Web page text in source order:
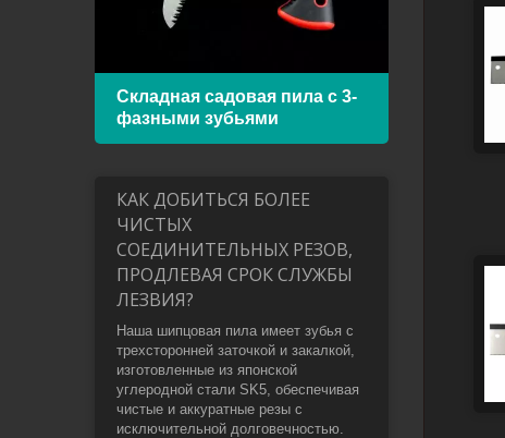
Складная садовая пила с 3-
фазными зубьями
КАК ДОБИТЬСЯ БОЛЕЕ
ЧИСТЫХ
СОЕДИНИТЕЛЬНЫХ РЕЗОВ,
ПРОДЛЕВАЯ СРОК СЛУЖБЫ
ЛЕЗВИЯ?
Наша шипцовая пила имеет зубья с
трехсторонней заточкой и закалкой,
изготовленные из японской
углеродной стали SK5, обеспечивая
чистые и аккуратные резы с
исключительной долговечностью.